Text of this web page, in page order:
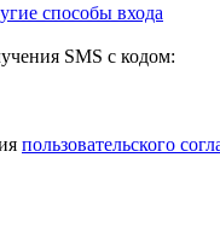
способы входа
SMS с кодом:
пользовательского